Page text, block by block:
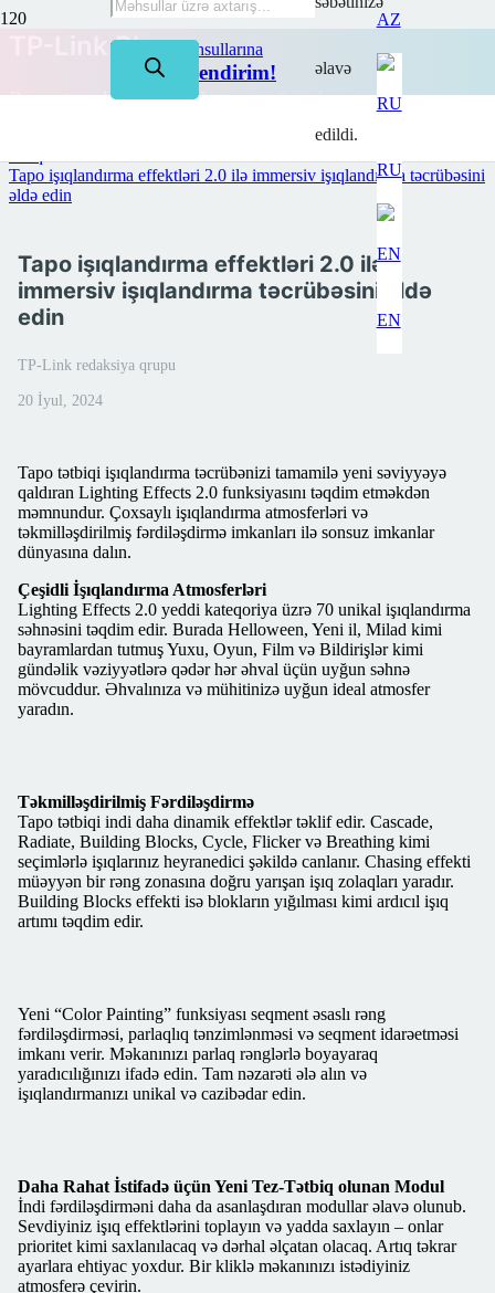
TP-Link məhsullarına
50%-dək endirim! əlavə
edildi.
AZ
RU
EN
TP-Link Bloq
Ən son texnologiyanı və daha çoxunu öyrənin
Tapo işıqlandırma effektləri 2.0 ilə immersiv işıqlandırma təcrübəsini
əldə edin
Tapo işıqlandırma effektləri 2.0 ilə
immersiv işıqlandırma təcrübəsini əldə
edin
TP-Link redaksiya qrupu
20 İyul, 2024
Tapo tətbiqi işıqlandırma təcrübənizi tamamilə yeni səviyyəyə
qaldıran Lighting Effects 2.0 funksiyasını təqdim etməkdən
məmnundur. Çoxsaylı işıqlandırma atmosferləri və
təkmilləşdirilmiş fərdiləşdirmə imkanları ilə sonsuz imkanlar
dünyasına dalın.
Çeşidli İşıqlandırma Atmosferləri
Lighting Effects 2.0 yeddi kateqoriya üzrə 70 unikal işıqlandırma
səhnəsini təqdim edir. Burada Helloween, Yeni il, Milad kimi
bayramlardan tutmuş Yuxu, Oyun, Film və Bildirişlər kimi
gündəlik vəziyyətlərə qədər hər əhval üçün uyğun səhnə
mövcuddur. Əhvalınıza və mühitinizə uyğun ideal atmosfer
yaradın.
Təkmilləşdirilmiş Fərdiləşdirmə
Tapo tətbiqi indi daha dinamik effektlər təklif edir. Cascade,
Radiate, Building Blocks, Cycle, Flicker və Breathing kimi
seçimlərlə işıqlarınız heyranedici şəkildə canlanır. Chasing effekti
müəyyən bir rəng zonasına doğru yarışan işıq zolaqları yaradır.
Building Blocks effekti isə blokların yığılması kimi ardıcıl işıq
artımı təqdim edir.
Yeni “Color Painting” funksiyası seqment əsaslı rəng
fərdiləşdirməsi, parlaqlıq tənzimlənməsi və seqment idarəetməsi
imkanı verir. Məkanınızı parlaq rənglərlə boyayaraq
yaradıcılığınızı ifadə edin. Tam nəzarəti ələ alın və
işıqlandırmanızı unikal və cazibədar edin.
Daha Rahat İstifadə üçün Yeni Tez-Tətbiq olunan Modul
İndi fərdiləşdirməni daha da asanlaşdıran modullar əlavə olunub.
Sevdiyiniz işıq effektlərini toplayın və yadda saxlayın – onlar
prioritet kimi saxlanılacaq və dərhal əlçatan olacaq. Artıq təkrar
ayarlara ehtiyac yoxdur. Bir kliklə məkanınızı istədiyiniz
atmosferə çevirin.